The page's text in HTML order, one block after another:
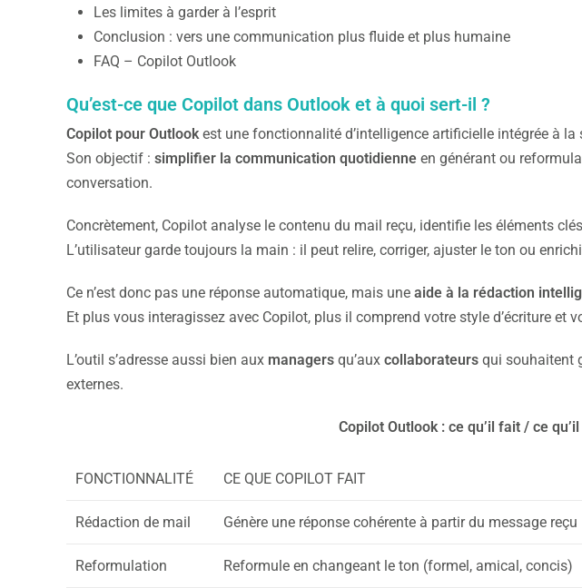
Les limites à garder à l’esprit
Conclusion : vers une communication plus fluide et plus humaine
FAQ – Copilot Outlook
Qu’est-ce que Copilot dans Outlook et à quoi sert-il ?
Copilot pour Outlook est une fonctionnalité d’intelligence artificielle intégrée à la
Son objectif : simplifier la communication quotidienne en générant ou
conversation.
Concrètement, Copilot analyse le contenu du mail reçu, identifie les éléments
L’utilisateur garde toujours la main : il peut relire, corriger, ajuster le ton ou
Ce n’est donc pas une réponse automatique, mais une aide à la rédaction
Et plus vous interagissez avec Copilot, plus il comprend votre style d’écriture et
L’outil s’adresse aussi bien aux managers qu’aux collaborateurs qui souhaitent
externes.
Copilot Outlook : ce qu’il fait / ce
FONCTIONNALITÉ CE QUE COPILOT FAIT
Rédaction de mail Génère une réponse cohérente à partir du message reçu
Reformulation Reformule en changeant le ton (formel, amical, concis)